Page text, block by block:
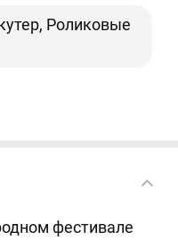
Роликовые
фестивале